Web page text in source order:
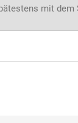
mit